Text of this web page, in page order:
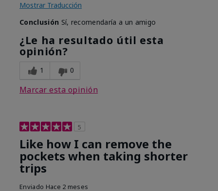
Mostrar Traducción
Conclusión Sí, recomendaría a un amigo
¿Le ha resultado útil esta
opinión?
1 0
Marcar esta opinión
5
Like how I can remove the
pockets when taking shorter
trips
Enviado Hace 2 meses